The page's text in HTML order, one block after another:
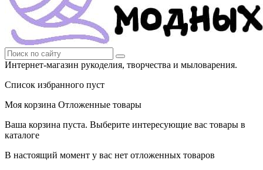
Интернет-магазин рукоделия, творчества и мыловарения.
Список избранного пуст
Моя корзина Отложенные товары
Ваша корзина пуста. Выберите интересующие вас товары в
каталоге
В настоящий момент у вас нет отложенных товаров